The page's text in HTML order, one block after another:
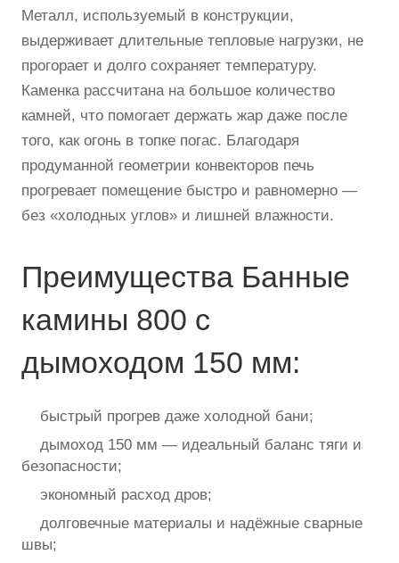
Металл, используемый в конструкции,
выдерживает длительные тепловые нагрузки, не
прогорает и долго сохраняет температуру.
Каменка рассчитана на большое количество
камней, что помогает держать жар даже после
того, как огонь в топке погас. Благодаря
продуманной геометрии конвекторов печь
прогревает помещение быстро и равномерно —
без «холодных углов» и лишней влажности.
Преимущества Банные
камины 800 с
дымоходом 150 мм:
быстрый прогрев даже холодной бани;
дымоход 150 мм — идеальный баланс тяги и
безопасности;
экономный расход дров;
долговечные материалы и надёжные сварные
швы;